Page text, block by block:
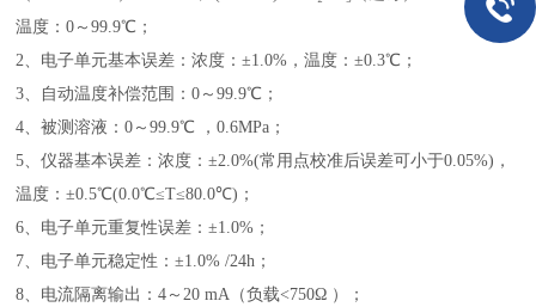
温度：0～99.9℃；
2、 电子单元基本误差：浓度：±1.0%，温度：±0.3℃；
3、自动温度补偿范围：0～99.9℃；
4、被测溶液：0～99.9℃ ，0.6MPa；
5、仪器基本误差：浓度：±2.0%(常用点校准后误差可小于0.05%) ，
温度：±0.5℃(0.0℃≤T≤80.0℃)；
6、电子单元重复性误差：±1.0%；
7、电子单元稳定性：±1.0% /24h；
8、电流隔离输出：4～20 mA（负载<750Ω ）；